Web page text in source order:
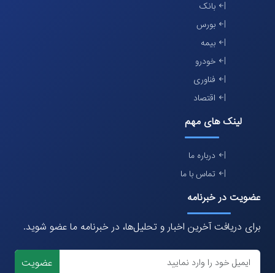
بانک
بورس
بیمه
خودرو
فناوری
اقتصاد
لینک های مهم
درباره ما
تماس با ما
عضویت در خبرنامه
برای دریافت آخرین اخبار و تحلیل‌ها، در خبرنامه ما عضو شوید.
عضویت